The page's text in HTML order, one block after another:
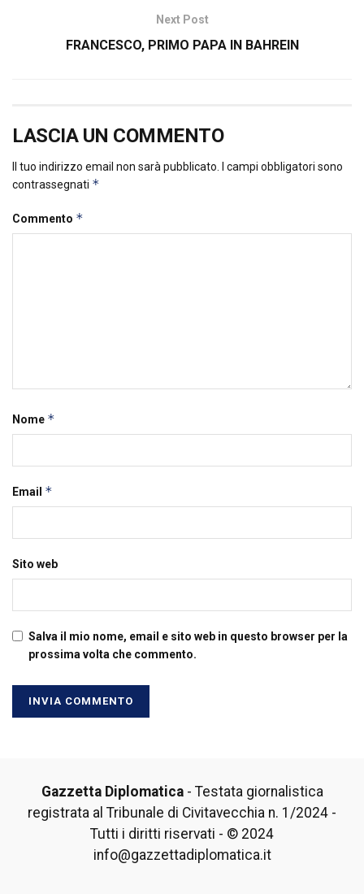
Next Post
FRANCESCO, PRIMO PAPA IN BAHREIN
LASCIA UN COMMENTO
Il tuo indirizzo email non sarà pubblicato. I campi obbligatori sono
contrassegnati *
Commento *
Nome *
Email *
Sito web
Salva il mio nome, email e sito web in questo browser per la
prossima volta che commento.
Gazzetta Diplomatica- Testata giornalistica
registrata al Tribunale di Civitavecchia n. 1/2024 -
Tutti i diritti riservati - © 2024
info@gazzettadiplomatica.it